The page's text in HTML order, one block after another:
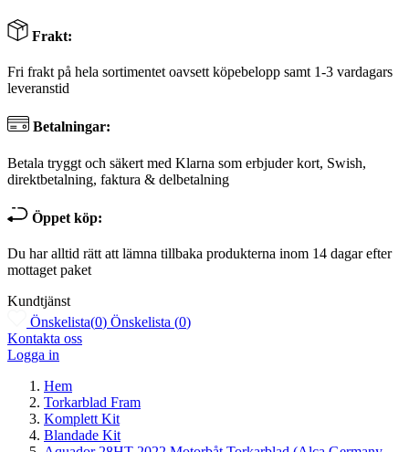
Frakt:
Fri frakt på hela sortimentet oavsett köpebelopp samt 1-3 vardagars
leveranstid
Betalningar:
Betala tryggt och säkert med Klarna som erbjuder kort, Swish,
direktbetalning, faktura & delbetalning
Öppet köp:
Du har alltid rätt att lämna tillbaka produkterna inom 14 dagar efter
mottaget paket
Kundtjänst
Önskelista(0) Önskelista (0)
Kontakta oss
Logga in
Hem
Torkarblad Fram
Komplett Kit
Blandade Kit